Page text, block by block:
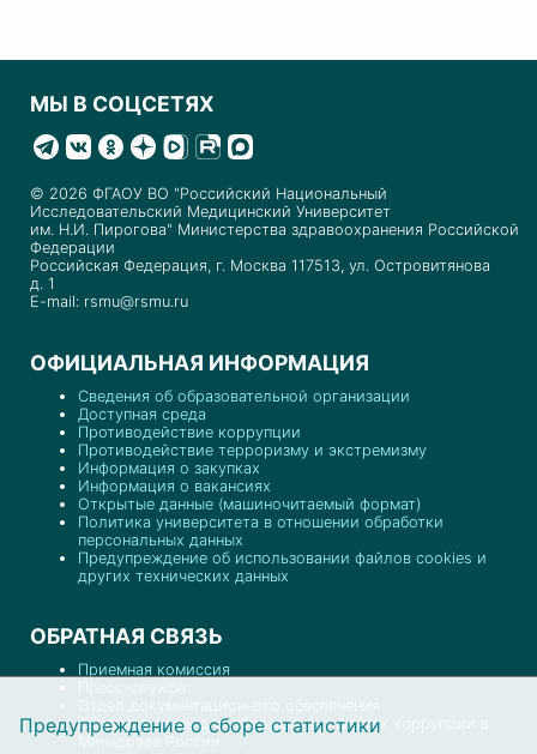
МЫ В СОЦСЕТЯХ
© 2026 ФГАОУ ВО "Российский Национальный
Исследовательский Медицинский Университет
им. Н.И. Пирогова" Министерства здравоохранения Российской
Федерации
Российская Федерация, г. Москва 117513, ул. Островитянова
д. 1
E-mail: rsmu@rsmu.ru
ОФИЦИАЛЬНАЯ ИНФОРМАЦИЯ
Сведения об образовательной организации
Доступная среда
Противодействие коррупции
Противодействие терроризму и экстремизму
Информация о закупках
Информация о вакансиях
Открытые данные (машиночитаемый формат)
Политика университета в отношении обработки
персональных данных
Предупреждение об использовании файлов cookies и
других технических данных
ОБРАТНАЯ СВЯЗЬ
Приемная комиссия
Обратная связь для обращений о фактах коррупции в
Минздраве России
Предупреждение о сборе статистики